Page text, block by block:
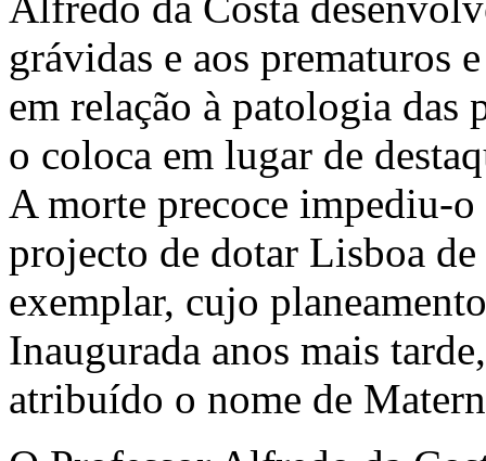
grávidas e aos prematuros
em relação à patologia das
o coloca em lugar de
A morte precoce impediu-
projecto de dotar Lisboa
exemplar, cujo
Inaugurada anos mais
atribuído o nome de